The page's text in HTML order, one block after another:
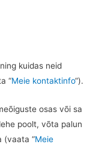
kuidas neid
“Meie kontaktinfo“).
osas või sa
poolt, võta palun
(vaata “Meie